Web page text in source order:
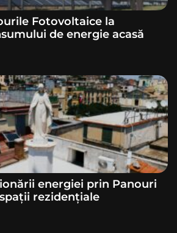
Fotovoltaice la
de energie acasă
energiei prin Panouri
rezidențiale